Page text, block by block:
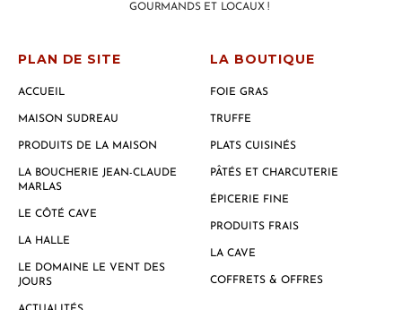
GOURMANDS ET LOCAUX !
PLAN DE SITE
ACCUEIL
MAISON SUDREAU
PRODUITS DE LA MAISON
LA BOUCHERIE JEAN-CLAUDE
MARLAS
LE CÔTÉ CAVE
LA HALLE
LE DOMAINE LE VENT DES
JOURS
LA BOUTIQUE
FOIE GRAS
TRUFFE
PLATS CUISINÉS
PÂTÉS ET CHARCUTERIE
ÉPICERIE FINE
PRODUITS FRAIS
LA CAVE
COFFRETS & OFFRES